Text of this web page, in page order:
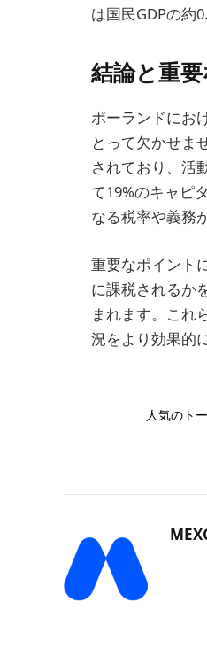
は国民GDPの約
結論と重
ポーランドにお
とって欠かせま
されており、活
て19%のキャピ
なる税率や義務
重要なポイント
に課税されるか
まれます。これ
況をより効果的
人気のト